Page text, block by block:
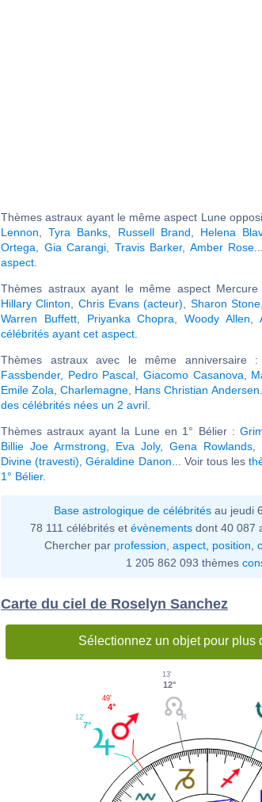
Thèmes astraux ayant le même aspect Lune
Lennon ,Tyra Banks Russell Brand Helena
Ortega
Gia Carangi Travis Barker, Amber Rose
aspect
Thèmes astraux ayant le même aspect
Hillary Clinton
Chris Evans (acteur) Sharon Stone
Warren Buffett, Priyanka Chopra ,Woody Allen
célébrités ayant cet aspect
Thèmes astraux avec le même anniversaire :
Fassbender, Pedro Pascal ,Giacomo Casanova
Emile Zola ,Charlemagne Hans Christian Andersen
des célébrités nées un 2 avril
Thèmes astraux ayant la Lune en 1° Bélier :
Billie Joe Armstrong
Eva Joly, Gena Rowlands
Divine (travesti) ,Géraldine Danon ... Voir tous les
1° Bélier.
Base astrologique de célébritésau jeudi
78 111 célébrités et évènements dont 40 087
Chercher par profession aspect position
1 205 862 093 thèmes
Carte du ciel de Roselyn Sanchez
Sélectionnez un objet pour plus
12°
13'
4°
49'
7°
12'